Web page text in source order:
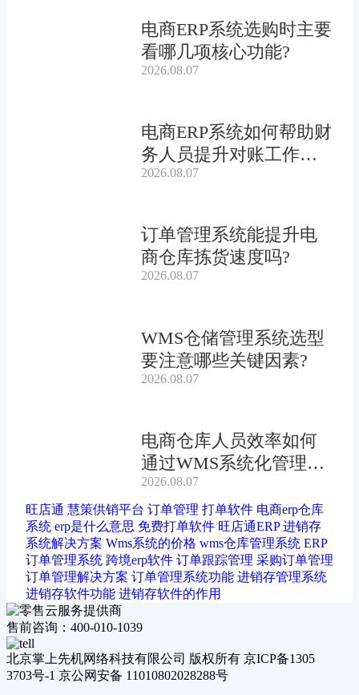
电商ERP系统选购时主要
看哪几项核心功能?
2026.08.07
电商ERP系统如何帮助财
务人员提升对账工作效
率?
2026.08.07
订单管理系统能提升电
商仓库拣货速度吗?
2026.08.07
WMS仓储管理系统选型
要注意哪些关键因素?
2026.08.07
电商仓库人员效率如何
通过WMS系统化管理提
升?
2026.08.07
旺店通 慧策供销平台 订单管理 打单软件 电商erp仓库
系统 erp是什么意思 免费打单软件 旺店通ERP 进销存
系统解决方案 Wms系统的价格 wms仓库管理系统 ERP
订单管理系统 跨境erp软件 订单跟踪管理 采购订单管理
订单管理解决方案 订单管理系统功能 进销存管理系统
进销存软件功能 进销存软件的作用
售前咨询：400-010-1039
北京掌上先机网络科技有限公司 版权所有 京ICP备1305
3703号-1 京公网安备 11010802028288号